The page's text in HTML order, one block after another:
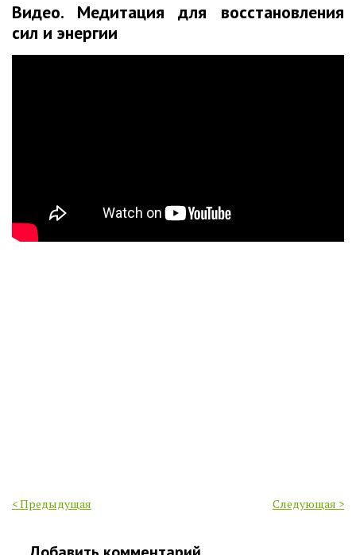
Видео. Медитация для восстановления
сил и энергии
< Предыдущая Следующая >